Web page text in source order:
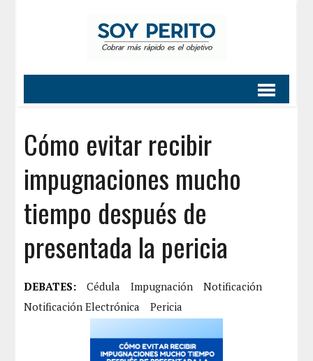
Cómo evitar recibir
impugnaciones mucho
tiempo después de
presentada la pericia
DEBATES: Cédula Impugnación
Notificación
Notificación Electrónica
Pericia